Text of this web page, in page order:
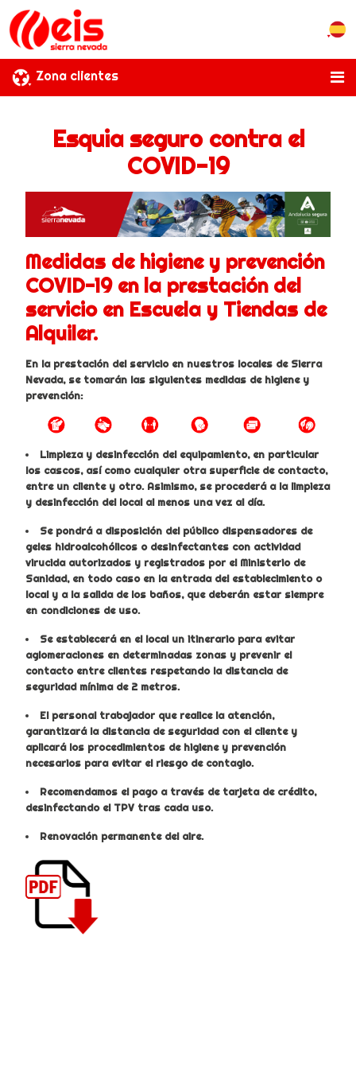
Zona clientes
Esquia seguro contra el
COVID-19
Medidas de higiene y prevención
COVID-19 en la prestación del
servicio en Escuela y Tiendas de
Alquiler.
En la prestación del servicio en nuestros locales de Sierra
Nevada, se tomarán las siguientes medidas de higiene y
prevención:
Limpieza y desinfección del equipamiento, en particular
los cascos, así como cualquier otra superficie de contacto,
entre un cliente y otro. Asimismo, se procederá a la limpieza
y desinfección del local al menos una vez al día.
Se pondrá a disposición del público dispensadores de
geles hidroalcohólicos o desinfectantes con actividad
virucida autorizados y registrados por el Ministerio de
Sanidad, en todo caso en la entrada del establecimiento o
local y a la salida de los baños, que deberán estar siempre
en condiciones de uso.
Se establecerá en el local un itinerario para evitar
aglomeraciones en determinadas zonas y prevenir el
contacto entre clientes respetando la distancia de
seguridad mínima de 2 metros.
El personal trabajador que realice la atención,
garantizará la distancia de seguridad con el cliente y
aplicará los procedimientos de higiene y prevención
necesarios para evitar el riesgo de contagio.
Recomendamos el pago a través de tarjeta de crédito,
desinfectando el TPV tras cada uso.
Renovación permanente del aire.